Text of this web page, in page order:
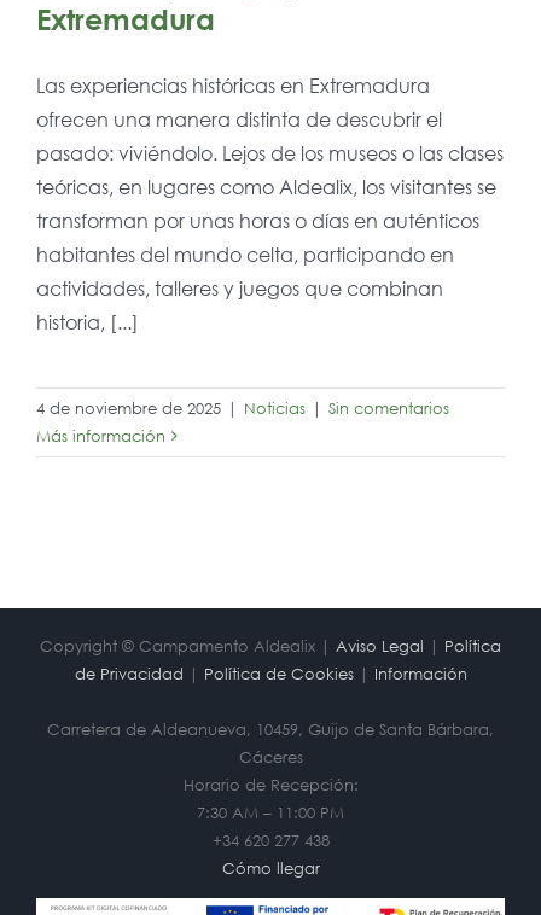
Extremadura
Las experiencias históricas en Extremadura
ofrecen una manera distinta de descubrir el
pasado: viviéndolo. Lejos de los museos o las clases
teóricas, en lugares como Aldealix, los visitantes se
transforman por unas horas o días en auténticos
habitantes del mundo celta, participando en
actividades, talleres y juegos que combinan
historia, [...]
4 de noviembre de 2025 | Noticias | Sin comentarios
Más información
Copyright © Campamento Aldealix | Aviso Legal | Política
de Privacidad | Política de Cookies| Información
Carretera de Aldeanueva, 10459, Guijo de Santa Bárbara,
Cáceres
Horario de Recepción:
7:30 AM – 11:00 PM
+34 620 277 438
Cómo llegar